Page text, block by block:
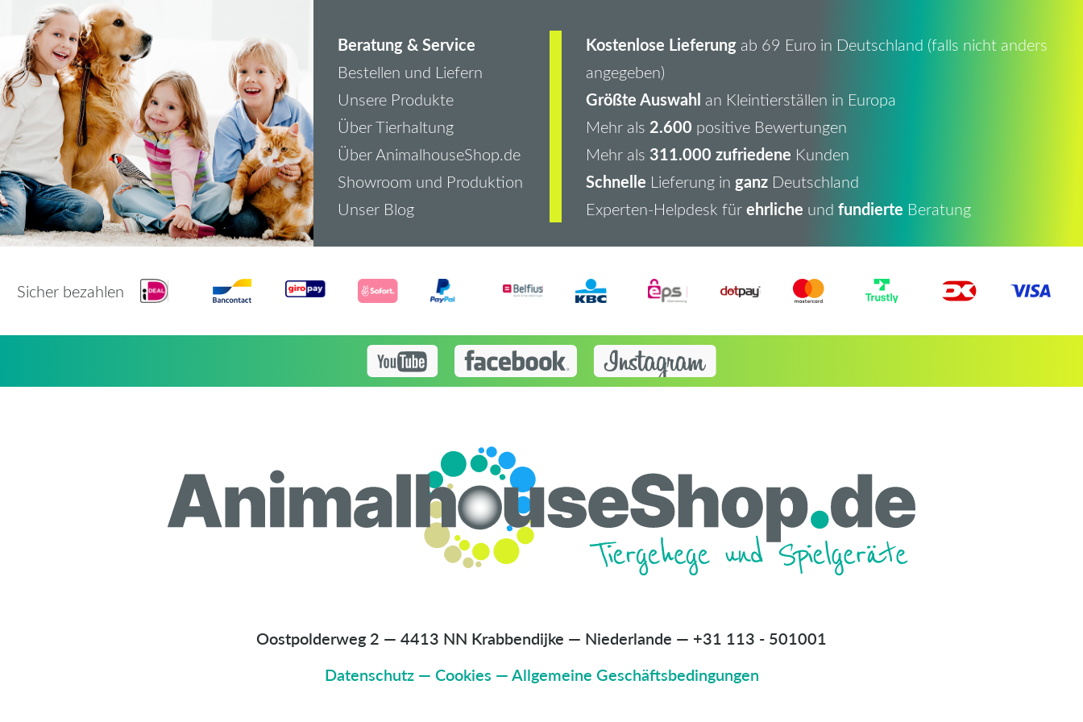
Beratung & Service
Bestellen und Liefern
Unsere Produkte
Über Tierhaltung
Über AnimalhouseShop.de
Showroom und Produktion
Unser Blog
Kostenlose Lieferungab 69 Euro in Deutschland (falls nicht anders
angegeben)
Größte Auswahl an Kleintierställen in Europa
Mehr als 2.600 positive Bewertungen
Mehr als 311.000 zufriedene Kunden
Schnelle Lieferung in ganzDeutschland
Experten-Helpdesk fürehrliche und fundierte Beratung
Sicher bezahlen
Oostpolderweg 2 — 4413 NN Krabbendijke — Niederlande — +31 113 - 501001
Datenschutz— Cookies —Allgemeine Geschäftsbedingungen